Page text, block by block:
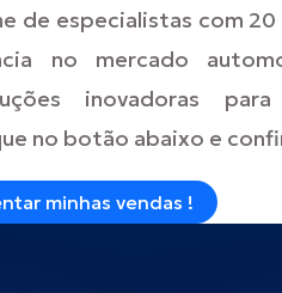
de especialistas com 20
no mercado
inovadoras
no botão abaixo e
minhas vendas !